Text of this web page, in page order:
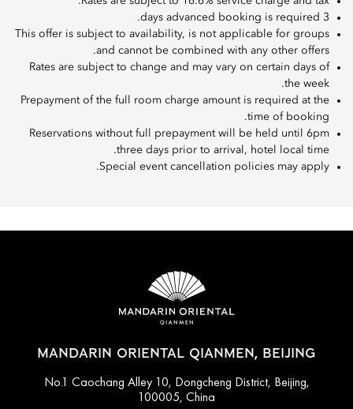
3 days advanced booking is required.
This offer is subject to availability, is not applicable for groups
and cannot be combined with any other offers.
Rates are subject to change and may vary on certain days of
the week.
Prepayment of the full room charge amount is required at the
time of booking.
Reservations without full prepayment will be held until 6pm
three days prior to arrival, hotel local time.
Special event cancellation policies may apply.
MANDARIN ORIENTAL QIANMEN, BEIJING
No.1 Caochang Alley 10, Dongcheng District, Beijing,
100005, China